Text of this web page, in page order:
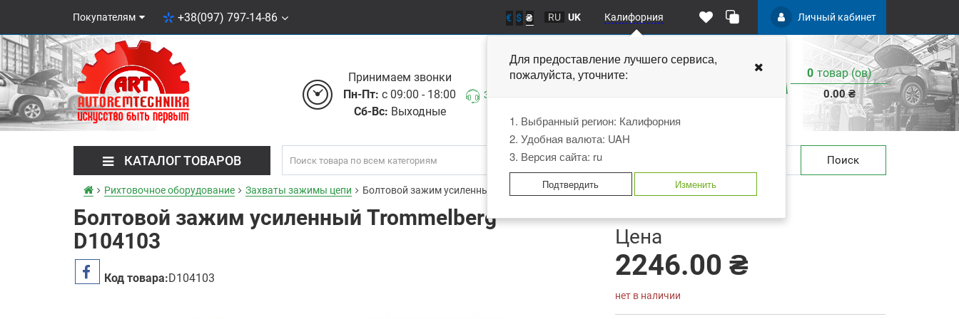
Покупателям +38(097) 797-14-86 € $ ₴ RU UK Калифорния
Для предоставление лучшегосервиса,
пожалуйста, уточните:
1. Выбранный регион: Калифорния
2. Удобная валюта: UAH
3. Версия сайта: ru
Подтвердить Изменить
Личный кабинет
Принимаем звонки
Пн-Пт: с 09:00 - 18:00
Сб-Вс: Выходные
Заказать звонок
0 товар (ов)
0.00 ₴
КАТАЛОГ ТОВАРОВ Поиск
Рихтовочное оборудование Захваты зажимы цепи Болтовой зажим усиленный Trommelberg D104103
Болтовой зажим усиленный Trommelberg
D104103
Код товара:D104103
Цена
2246.00 ₴
нет в наличии